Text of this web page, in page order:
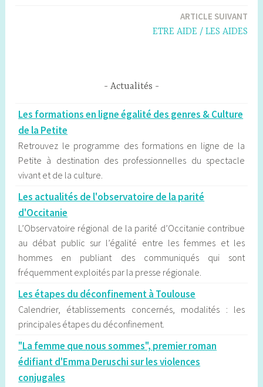
ARTICLE SUIVANT
ETRE AIDE / LES AIDES
Actualités
Les formations en ligne égalité des genres & Culture
de la Petite
Retrouvez le programme des formations en ligne de la
Petite à destination des professionnelles du spectacle
vivant et de la culture.
Les actualités de l'observatoire de la parité
d'Occitanie
L’Observatoire régional de la parité d’Occitanie contribue
au débat public sur l’égalité entre les femmes et les
hommes en publiant des communiqués qui sont
fréquemment exploités par la presse régionale.
Les étapes du déconfinement à Toulouse
Calendrier, établissements concernés, modalités : les
principales étapes du déconfinement.
"La femme que nous sommes", premier roman
édifiant d'Emma Deruschi sur les violences
conjugales